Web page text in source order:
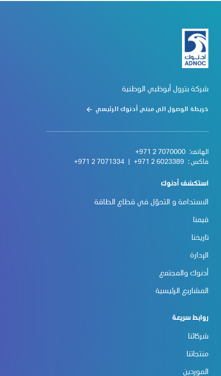
شركة بترول أبوظبي الوطنية
خريطة الوصول الى مبنى أدنوك الرئيسي
الهاتف: +971 2 7070000
فاكس : +971 2 6023389
+971 2 7071334
استكشف أدنوك
الاستدامة و التحوّل في قطاع الطاقة
قيمنا
تاريخنا
الإدارة
أدنوك والمجتمع
المشاريع الرئيسية
روابط سريعة
شركائنا
منتجاتنا
الموردين